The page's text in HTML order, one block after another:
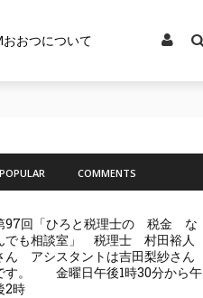
おおつについて
POPULAR COMMENTS
97回「ひろと税理士の 税金 な
でも相談室」 税理士 村田裕人
ん アシスタントは吉田梨紗さん
す。 金曜日午後1時30分から午
2時